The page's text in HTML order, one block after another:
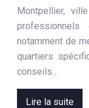
Montpellier,
notamment de
quartiers
conseils…
Lire la suite